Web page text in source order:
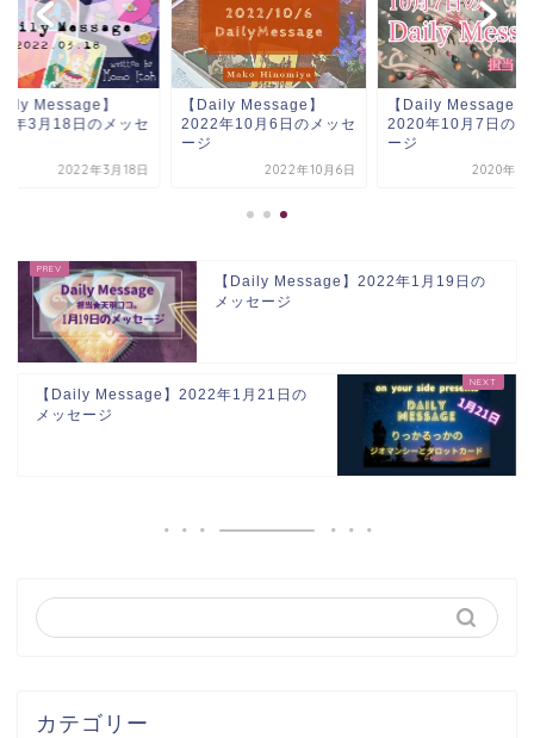
Message】
年3月18日のメッセ
2022年3月18日
【Daily Message】
2022年10月6日のメッセ
ージ
2022年10月6日
【Daily Message】
2020年10月7日のメ
ージ
2020年10
【Daily Message】2022年1月19日の
メッセージ
【Daily Message】2022年1月21日の
メッセージ
カテゴリー